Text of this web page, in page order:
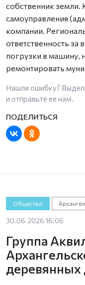
собственник земли.
самоуправления
компании.
ответственность за
погрузки в машину,
ремонтировать
Нашли ошибку?
и отправьте ее нам.
Общество
30.06.2026 16:06
Группа
деревянных